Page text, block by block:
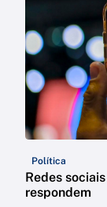
Política
Redes
respondem